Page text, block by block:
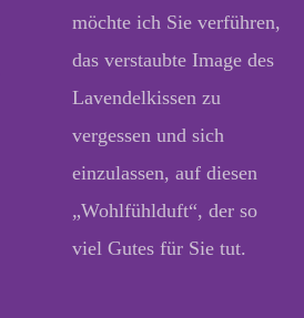
möchte ich Sie verführen,
das verstaubte Image des
Lavendelkissen zu
vergessen und sich
einzulassen, auf diesen
„Wohlfühlduft“, der so
viel Gutes für Sie tut.